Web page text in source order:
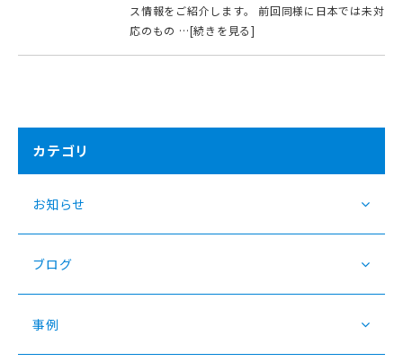
ス情報をご紹介します。 前回同様に日本では未対
応のもの …[続きを見る]
カテゴリ
お知らせ
ブログ
事例